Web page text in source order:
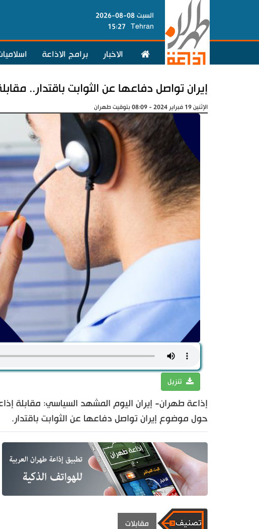
السبت 08-08-2026
Tehran
15:27
الاخبار برامج الاذاعة
إيران تواصل دفاعها عن الثوابت باقتدار..
الإثنين 19 فبراير 2024 - 08:09 بتوقيت طهران
تنزيل
إذاعة طهران- إيران اليوم المشهد السياسي: مقابلة
حول موضوع إيران تواصل دفاعها عن الثوابت باقتدار.
مقابلات